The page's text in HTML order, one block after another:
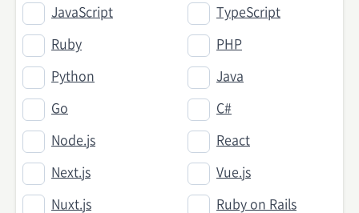
JavaScript TypeScript
Ruby PHP
Python Java
Go C#
Node.js React
Next.js Vue.js
Nuxt.js Ruby on Rails